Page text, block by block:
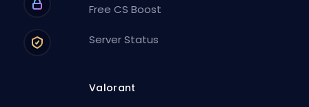
Free CS Boost
Server Status
Valorant